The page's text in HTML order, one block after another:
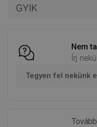
GYIK
Nem
Írj
Tegyen fel nekünk